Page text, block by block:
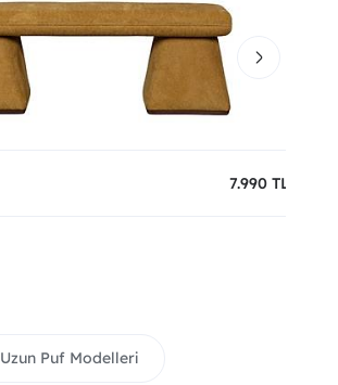
7.990 TL
Uzun Puf Modelleri